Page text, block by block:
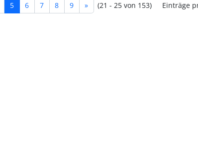
5 6 7 8 9 » (21 - 25 von 153) Einträge